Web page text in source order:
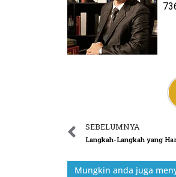
SEBELUMNYA
Mungkin anda juga